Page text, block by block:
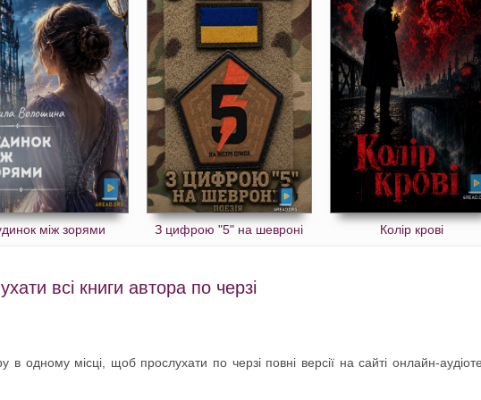
між зорями З цифрою "5" на шевроні Колір крові
всі книги автора по черзі
в одному місці, щоб прослухати по черзі повні версії на сайті онлайн-